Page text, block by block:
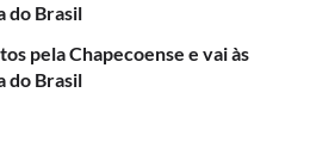
do Brasil
pela Chapecoense e vai às
do Brasil